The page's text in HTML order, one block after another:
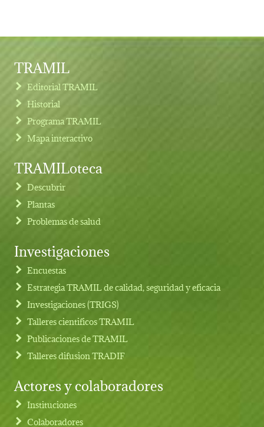
Footer menu
TRAMIL
Editorial TRAMIL
Historial
Programa TRAMIL
Mapa interactivo
TRAMILoteca
Descubrir
Plantas
Problemas de salud
Investigaciones
Encuestas
Estrategia TRAMIL de calidad, seguridad y eficacia
Investigaciones (TRIGS)
Talleres cientificos TRAMIL
Publicaciones de TRAMIL
Talleres difusion TRADIF
Actores y colaboradores
Instituciones
Colaboradores